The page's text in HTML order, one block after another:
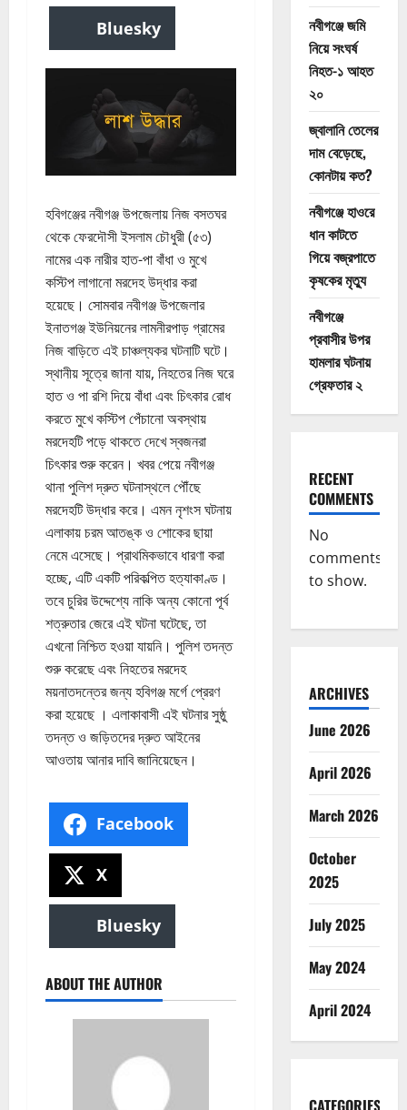
Bluesky
হবিগঞ্জের নবীগঞ্জ উপজেলায় নিজ বসতঘর
থেকে ফেরদৌসী ইসলাম চৌধুরী (৫৩)
নামের এক নারীর হাত-পা বাঁধা ও মুখে
কস্টিপ লাগানো মরদেহ উদ্ধার করা
হয়েছে। সোমবার নবীগঞ্জ উপজেলার
ইনাতগঞ্জ ইউনিয়নের লামনীরপাড় গ্রামের
নিজ বাড়িতে এই চাঞ্চল্যকর ঘটনাটি ঘটে।​
স্থানীয় সূত্রে জানা যায়, নিহতের নিজ ঘরে
হাত ও পা রশি দিয়ে বাঁধা এবং চিৎকার রোধ
করতে মুখে কস্টিপ পেঁচানো অবস্থায়
মরদেহটি পড়ে থাকতে দেখে স্বজনরা
চিৎকার শুরু করেন। খবর পেয়ে নবীগঞ্জ
থানা পুলিশ দ্রুত ঘটনাস্থলে পৌঁছে
মরদেহটি উদ্ধার করে। এমন নৃশংস ঘটনায়
এলাকায় চরম আতঙ্ক ও শোকের ছায়া
নেমে এসেছে। প্রাথমিকভাবে ধারণা করা
হচ্ছে, এটি একটি পরিকল্পিত হত্যাকাণ্ড।
তবে চুরির উদ্দেশ্যে নাকি অন্য কোনো পূর্ব
শত্রুতার জেরে এই ঘটনা ঘটেছে, তা
এখনো নিশ্চিত হওয়া যায়নি। পুলিশ তদন্ত
শুরু করেছে এবং নিহতের মরদেহ
ময়নাতদন্তের জন্য হবিগঞ্জ মর্গে প্রেরণ
করা হয়েছে । এলাকাবাসী এই ঘটনার সুষ্ঠু
তদন্ত ও জড়িতদের দ্রুত আইনের
আওতায় আনার দাবি জানিয়েছেন।
Facebook
X
Bluesky
ABOUT THE AUTHOR
নবীগঞ্জে জমি
নিয়ে সংঘর্ষ
নিহত-১ আহত
২০
জ্বালানি তেলের
দাম বেড়েছে,
কোনটায় কত?
নবীগঞ্জে হাওরে
ধান কাটতে
গিয়ে বজ্রপাতে
কৃষকের মৃত্যু
নবীগঞ্জে
প্রবাসীর উপর
হামলার ঘটনায়
গ্রেফতার ২
RECENT
COMMENTS
No
comments
to show.
ARCHIVES
June 2026
April 2026
March 2026
October
2025
July 2025
May 2024
April 2024
CATEGORIES